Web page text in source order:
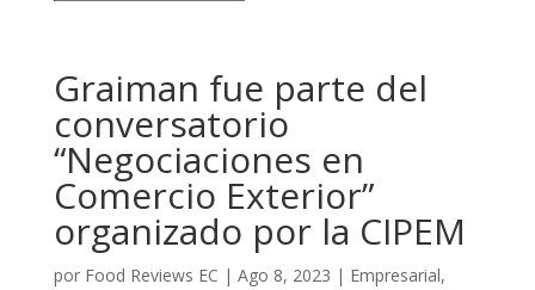
Graiman fue parte del
conversatorio
“Negociaciones en
Comercio Exterior”
organizado por la CIPEM
por Food Reviews EC | Ago 8, 2023 | Empresarial,